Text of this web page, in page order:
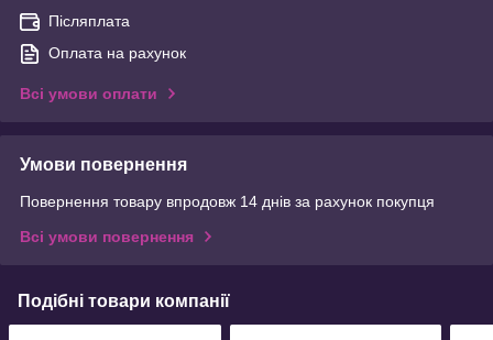
Післяплата
Оплата на рахунок
Всі умови оплати
Умови повернення
Повернення товару впродовж 14 днів за рахунок покупця
Всі умови повернення
Подібні товари компанії